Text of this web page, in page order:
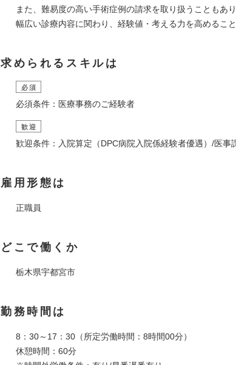
また、難易度の高い手術症例の請求を取り扱うこともあり
幅広い診療内容に関わり、経験値・考える力を高めること
求められるスキルは
必須
必須条件：医療事務のご経験者
歓迎
歓迎条件：入院算定（DPC病院入院係経験者優遇）/医事
雇用形態は
正職員
どこで働くか
栃木県宇都宮市
勤務時間は
8：30～17：30（所定労働時間：8時間00分）
休憩時間：60分